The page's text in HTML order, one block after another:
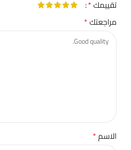
تقييمك*
مراجعتك*
الاسم*